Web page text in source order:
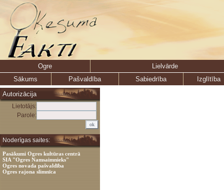
Ogre
Lielvārde
Sākums
Pašvaldība Sabiedrība
Izglītība
Autorizācija
Lietotājs:
Parole:
Noderīgas saites:
Pasākumi Ogres kultūras centrā
SIA "Ogres Namsaimnieks"
Ogres novada pašvaldība
Ogres rajona slimnīca